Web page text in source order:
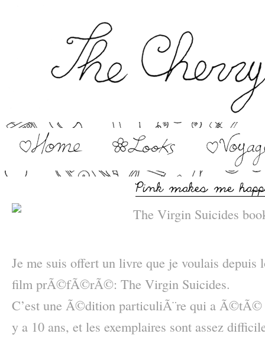
Je me suis offert un livre que je voulais depuis
film prÃ©fÃ©rÃ©: The Virgin Suicides.
C’est une Ã©dition particuliÃ¨re qui a
y a 10 ans, et les exemplaires sont assez